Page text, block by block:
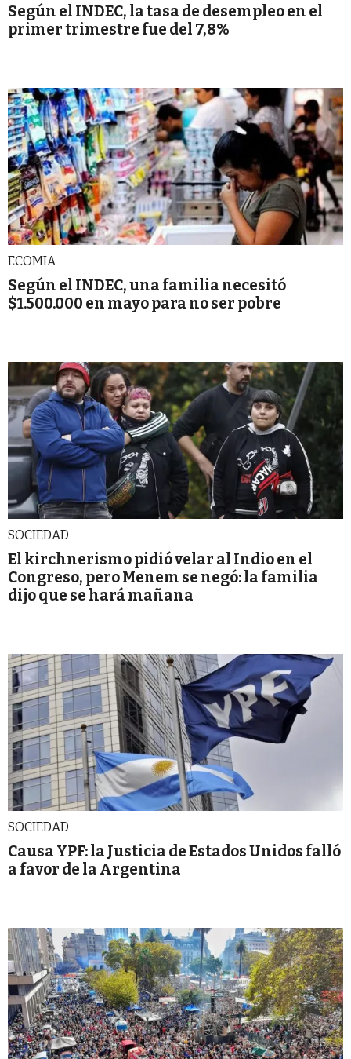
Según el INDEC, la tasa de desempleo en el
primer trimestre fue del 7,8%
ECOMIA
Según el INDEC, una familia necesitó
$1.500.000 en mayo para no ser pobre
SOCIEDAD
El kirchnerismo pidió velar al Indio en el
Congreso, pero Menem se negó: la familia
dijo que se hará mañana
SOCIEDAD
Causa YPF: la Justicia de Estados Unidos falló
a favor de la Argentina